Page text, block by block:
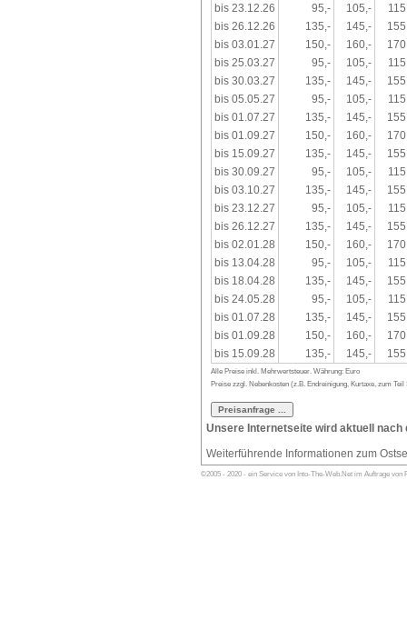
bis 23.12.26
95,- 105,-
bis 26.12.26
135,- 145,-
bis 03.01.27
150,- 160,-
bis 25.03.27
95,- 105,-
bis 30.03.27
135,- 145,-
bis 05.05.27
95,- 105,-
bis 01.07.27
135,- 145,-
bis 01.09.27
150,- 160,-
bis 15.09.27
135,- 145,-
bis 30.09.27
95,- 105,-
bis 03.10.27
135,- 145,-
bis 23.12.27
95,- 105,-
bis 26.12.27
135,- 145,-
bis 02.01.28
150,- 160,-
bis 13.04.28
95,- 105,-
bis 18.04.28
135,- 145,-
bis 24.05.28
95,- 105,-
bis 01.07.28
135,- 145,-
bis 01.09.28
150,- 160,-
bis 15.09.28
135,- 145,-
Alle Preise inkl. Mehrwertsteuer. Währung: Euro
Preise zzgl. Nebenkosten (z.B. Endreinigung, Kurtaxe, zum Teil
Unsere Internetseite wird aktuell
Weiterführende Informationen zum
©2005 - 2020 - ein Service von Into-The-Web.Net im Auftrage